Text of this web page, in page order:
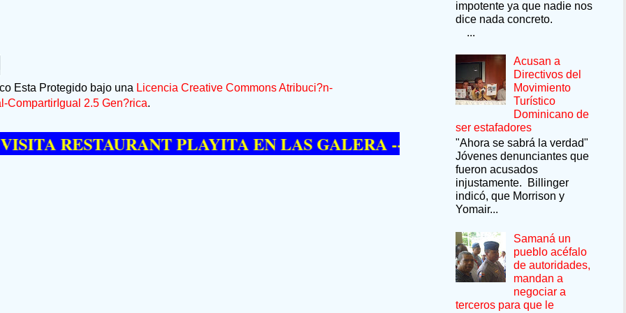
Esta Protegido bajo una Licencia Creative Commons Atribuci?n-
CompartirIgual 2.5 Gen?rica.
PLAYITA EN LAS GALERA --SÍ QUIERE PASAR UN
impotente ya que nadie nos
dice nada concreto.
...
Acusan a
Directivos del
Movimiento
Turístico
Dominicano de
ser estafadores
"Ahora se sabrá la verdad"
Jóvenes denunciantes que
fueron acusados
injustamente. Billinger
indicó, que Morrison y
Yomair...
Samaná un
pueblo acéfalo
de autoridades,
mandan a
negociar a
terceros para que le